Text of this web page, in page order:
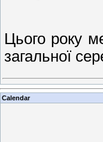
Цього року
загальної
Calendar